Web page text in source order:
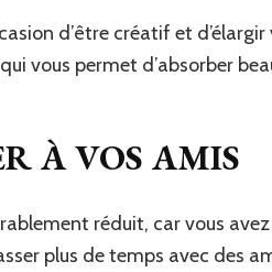
d’être créatif et
vous permet d’absorber
À VOS AMIS
réduit, car vous
plus de temps avec des